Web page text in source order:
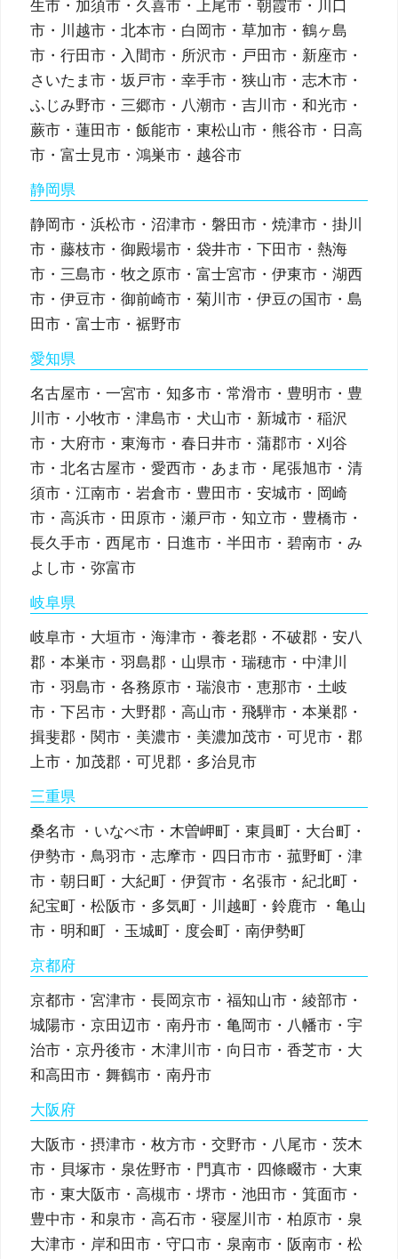
生市・加須市・久喜市・上尾市・朝霞市・川口
市・川越市・北本市・白岡市・草加市・鶴ヶ島
市・行田市・入間市・所沢市・戸田市・新座市・
さいたま市・坂戸市・幸手市・狭山市・志木市・
ふじみ野市・三郷市・八潮市・吉川市・和光市・
蕨市・蓮田市・飯能市・東松山市・熊谷市・日高
市・富士見市・鴻巣市・越谷市
静岡県
静岡市・浜松市・沼津市・磐田市・焼津市・掛川
市・藤枝市・御殿場市・袋井市・下田市・熱海
市・三島市・牧之原市・富士宮市・伊東市・湖西
市・伊豆市・御前崎市・菊川市・伊豆の国市・島
田市・富士市・裾野市
愛知県
名古屋市・一宮市・知多市・常滑市・豊明市・豊
川市・小牧市・津島市・犬山市・新城市・稲沢
市・大府市・東海市・春日井市・蒲郡市・刈谷
市・北名古屋市・愛西市・あま市・尾張旭市・清
須市・江南市・岩倉市・豊田市・安城市・岡崎
市・高浜市・田原市・瀬戸市・知立市・豊橋市・
長久手市・西尾市・日進市・半田市・碧南市・み
よし市・弥富市
岐阜県
岐阜市・大垣市・海津市・養老郡・不破郡・安八
郡・本巣市・羽島郡・山県市・瑞穂市・中津川
市・羽島市・各務原市・瑞浪市・恵那市・土岐
市・下呂市・大野郡・高山市・飛騨市・本巣郡・
揖斐郡・関市・美濃市・美濃加茂市・可児市・郡
上市・加茂郡・可児郡・多治見市
三重県
桑名市 ・いなべ市・木曽岬町・東員町・大台町・
伊勢市・鳥羽市・志摩市・四日市市・菰野町・津
市・朝日町・大紀町・伊賀市・名張市・紀北町・
紀宝町・松阪市・多気町・川越町・鈴鹿市 ・亀山
市・明和町 ・玉城町・度会町・南伊勢町
京都府
京都市・宮津市・長岡京市・福知山市・綾部市・
城陽市・京田辺市・南丹市・亀岡市・八幡市・宇
治市・京丹後市・木津川市・向日市・香芝市・大
和高田市・舞鶴市・南丹市
大阪府
大阪市・摂津市・枚方市・交野市・八尾市・茨木
市・貝塚市・泉佐野市・門真市・四條畷市・大東
市・東大阪市・高槻市・堺市・池田市・箕面市・
豊中市・和泉市・高石市・寝屋川市・柏原市・泉
大津市・岸和田市・守口市・泉南市・阪南市・松